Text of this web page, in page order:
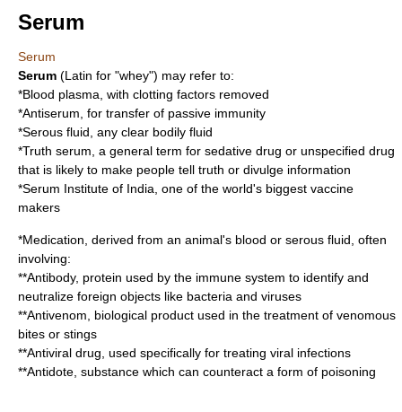
Serum
Serum
Serum (Latin for "whey") may refer to:
*Blood plasma , with clotting factors removed
*Antiserum , for transfer of passive immunity
*Serous fluid , any clear bodily fluid
*Truth serum , a general term for sedative drug or unspecified drug
that is likely to make people tell truth or divulge information
*Serum Institute of India , one of the world's biggest vaccine
makers
*Medication , derived from an animal's blood or serous fluid, often
involving:
**Antibody, protein used by the immune system to identify and
neutralize foreign objects like bacteria and viruses
**Antivenom , biological product used in the treatment of venomous
bites or stings
**Antiviral drug , used specifically for treating viral infections
**Antidote , substance which can counteract a form of poisoning